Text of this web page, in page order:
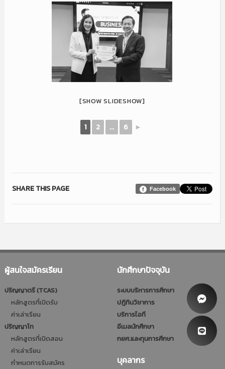
[SHOW SLIDESHOW]
1 2 ... 6 ►
Facebook
SHARE THIS PAGE
ผู้สนใจสมัครเรียน
ปริญญาตรี (TCAS)
หลักสูตรที่เปิดรับ
ค่าเล่าเรียน
ปริญญาโท
หลักสูตรที่เปิดสอน
ค่าเล่าเรียน
กำหนดการรับสมัคร
นักศึกษาปัจจุบัน
ระบบบริหารการศึกษา
ปฎิทินวิชาการ
บริการไอที
อีเมลนักศึกษา
กยศ.และทุนการศึกษา
บุคลากร